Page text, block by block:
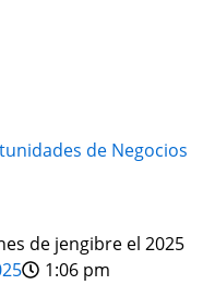
de Negocios
de jengibre el 2025
1:06 pm